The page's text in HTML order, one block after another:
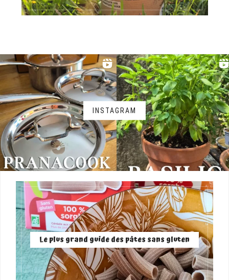
INSTAGRAM
Le plus grand guide des pâtes sans gluten